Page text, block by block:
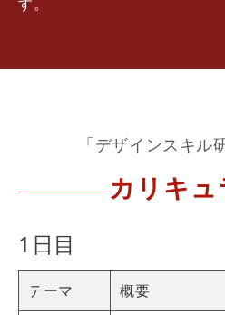
「デザインスキル
カリキュ
1日目
テーマ 概要